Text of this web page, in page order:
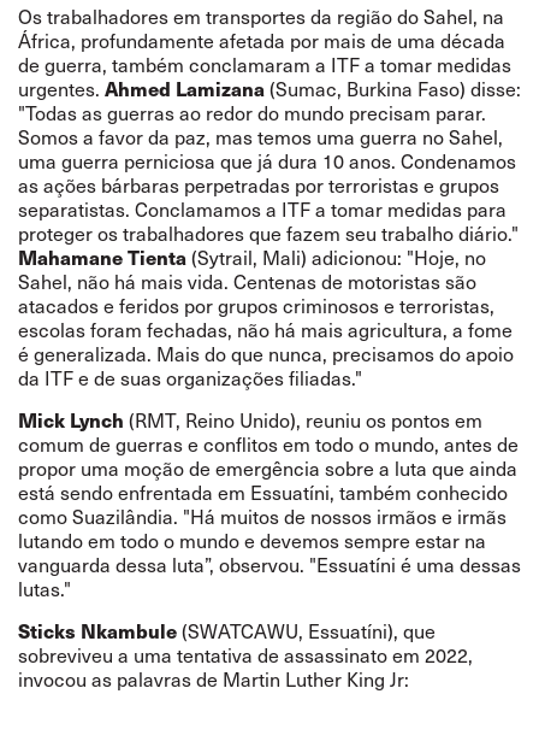
Os trabalhadores em transportes da região do Sahel, na
África, profundamente afetada por mais de uma década
de guerra, também conclamaram a ITF a tomar medidas
urgentes. Ahmed Lamizana(Sumac, Burkina Faso) disse:
"Todas as guerras ao redor do mundo precisam parar.
Somos a favor da paz, mas temos uma guerra no Sahel,
uma guerra perniciosa que já dura 10 anos. Condenamos
as ações bárbaras perpetradas por terroristas e grupos
separatistas. Conclamamos a ITF a tomar medidas para
proteger os trabalhadores que fazem seu trabalho diário."
Mahamane Tienta(Sytrail, Mali) adicionou: "Hoje, no
Sahel, não há mais vida. Centenas de motoristas são
atacados e feridos por grupos criminosos e terroristas,
escolas foram fechadas, não há mais agricultura, a fome
é generalizada. Mais do que nunca, precisamos do apoio
da ITF e de suas organizações filiadas."
Mick Lynch (RMT, Reino Unido), reuniu os pontos em
comum de guerras e conflitos em todo o mundo, antes de
propor uma moção de emergência sobre a luta que ainda
está sendo enfrentada em Essuatíni, também conhecido
como Suazilândia. "Há muitos de nossos irmãos e irmãs
lutando em todo o mundo e devemos sempre estar na
vanguarda dessa luta”, observou. "Essuatíni é uma dessas
lutas."
Sticks Nkambule(SWATCAWU, Essuatíni), que
sobreviveu a uma tentativa de assassinato em 2022,
invocou as palavras de Martin Luther King Jr: